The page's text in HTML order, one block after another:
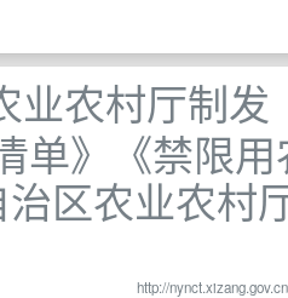
业农村厅制
单》《禁限
区农业农村
http://